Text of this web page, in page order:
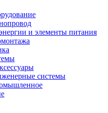
и элементы питания
системы